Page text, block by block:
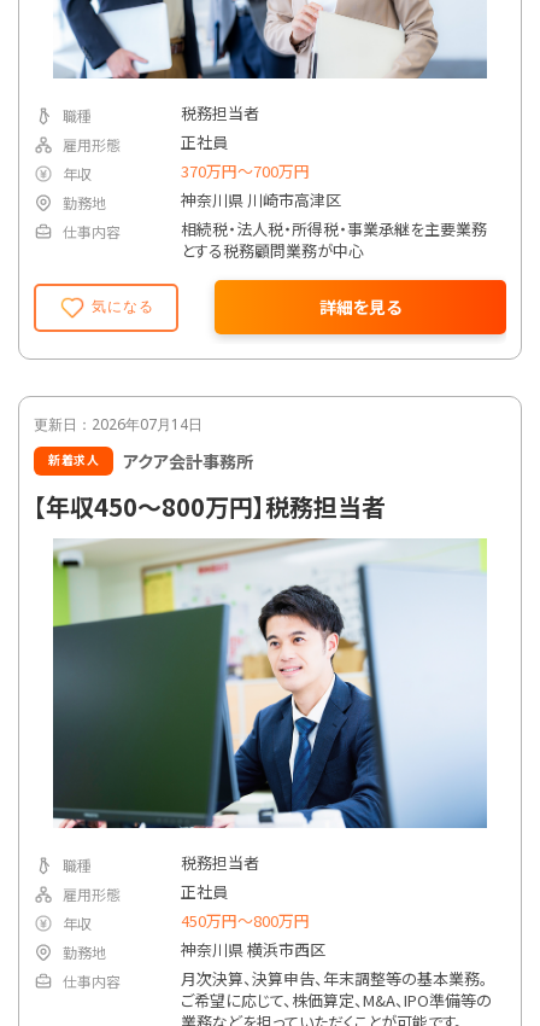
気になる 詳細を見る
職種 税務担当者
雇用形態 正社員
年収 370万円〜700万円
勤務地 神奈川県 川崎市高津区
仕事内容
相続税・法人税・所得税・事業承継を主要業務
とする税務顧問業務が中心
更新日：2026年07月14日
新着求人 アクア会計事務所
【年収450～800万円】税務担当者
職種 税務担当者
雇用形態 正社員
年収 450万円〜800万円
勤務地 神奈川県 横浜市西区
仕事内容
月次決算、決算申告、年末調整等の基本業務。
ご希望に応じて、株価算定、M&A、IPO準備等の